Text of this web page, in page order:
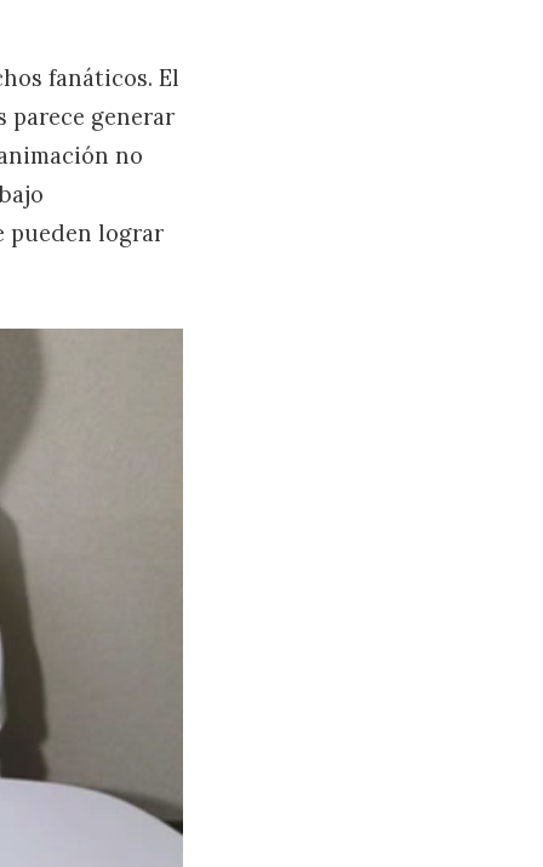
fanáticos. El
parece generar
no
pueden lograr